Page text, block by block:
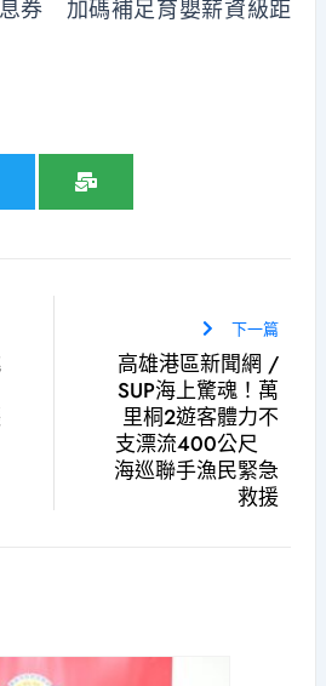
券 加碼補足育嬰薪資級距
下一篇
高雄港區新聞網 /
SUP海上驚魂！萬
里桐2遊客體力不
支漂流400公尺
海巡聯手漁民緊急
救援